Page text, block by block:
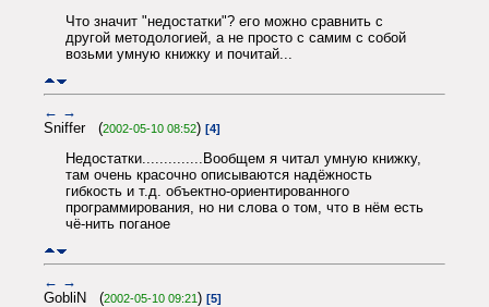
Что значит "недостатки"? его можно сравнить с
другой методологией, а не просто с самим с собой
возьми умную книжку и почитай...
← →
Sniffer (2002-05-10 08:52) [4]
Недостатки..............Вообщем я читал умную книжку,
там очень красочно описываются надёжность
гибкость и т.д. объектно-ориентированного
программирования, но ни слова о том, что в нём есть
чё-нить поганое
← →
GobliN (2002-05-10 09:21) [5]